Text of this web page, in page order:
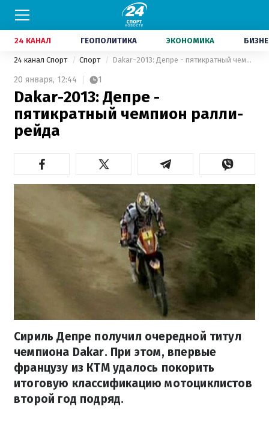
24 КАНАЛ ГЕОПОЛИТИКА ЭКОНОМИКА
24 канал Спорт Спорт Dakar-2013: Депре - пятикратный чемпион ралли-рейда
20 января, 12:44 1
Dakar-2013: Депре -
пятикратный чемпион ралли-
рейда
Сириль Депре получил очередной титул
чемпиона Dakar. При этом, впервые
французу из КТМ удалось покорить
итоговую классификацию мотоциклистов
второй год подряд.